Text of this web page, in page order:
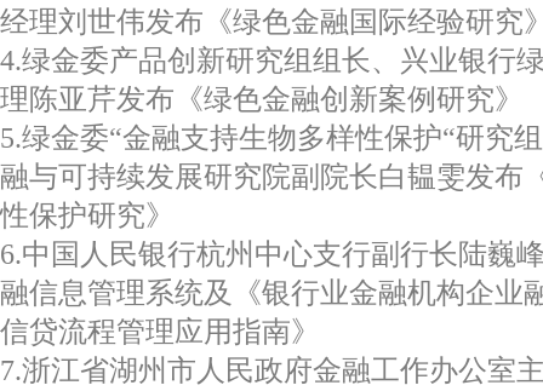
经理刘世伟发布《绿色金融国际经验研究
4.绿金委产品创新研究组组长、兴业银行
理陈亚芹发布《绿色金融创新案例研究》
5.绿金委“金融支持生物多样性保护“研究
融与可持续发展研究院副院长白韫雯发布
性保护研究》
6.中国人民银行杭州中心支行副行长陆巍
融信息管理系统及《银行业金融机构企业
信贷流程管理应用指南》
7.浙江省湖州市人民政府金融工作办公室